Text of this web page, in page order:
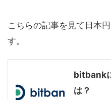
こちらの記事を見て日本
す。
bitbank
は？